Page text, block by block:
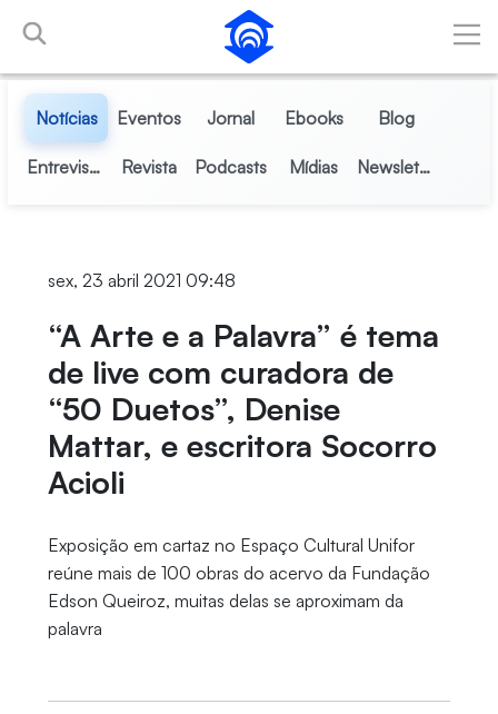
Pular para o Conteúdo principal
Notícias Eventos Jornal Ebooks Blog
Entrevistas Revista Podcasts Mídias Newsletter
sex, 23 abril 2021 09:48
“A Arte e a Palavra” é tema
de live com curadora de
“50 Duetos”, Denise
Mattar, e escritora Socorro
Acioli
Exposição em cartaz no Espaço Cultural Unifor
reúne mais de 100 obras do acervo da Fundação
Edson Queiroz, muitas delas se aproximam da
palavra